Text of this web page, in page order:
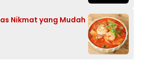
Nikmat yang Mudah